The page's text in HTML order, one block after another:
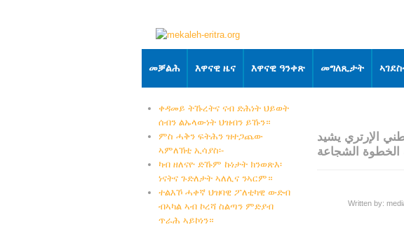
መቓልሕ እዋናዊ ዜና እዋናዊ ዓንቀጽ መግለጺታት
ቀዳመይ ትኹረትና ናብ ድሕነት ህይወት
ሰብን ልኡላውነት ህዝብን ይኹን።
ምስ ሓቅን ፍትሕን ዝተጋጨው
ኣምለኽቲ ኢሳያስ፡-
ካብ ዘለናዮ ድኹም ኩነታት ክንወጽእ፡
ነናትና ጉድለታት ኣለሊና ንኣርም።
ተልእኾ ሓቀኛ ህዝባዊ ፖለቲካዊ ውድብ
ብኣካል ኣብ ኮረሻ ስልጣን ምድያብ
ጥራሕ ኣይኮነን።
الإرتري يشيد
الخطوة الشجاعة
Written by: